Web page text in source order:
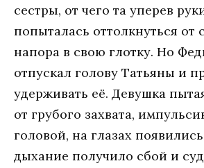
сестры, от чего та уперев
попыталась оттолкнуться от
напора в свою глотку. Но
отпускал голову Татьяны и
удерживать её. Девушка
от грубого захвата,
головой, на глазах
дыхание получило сбой и